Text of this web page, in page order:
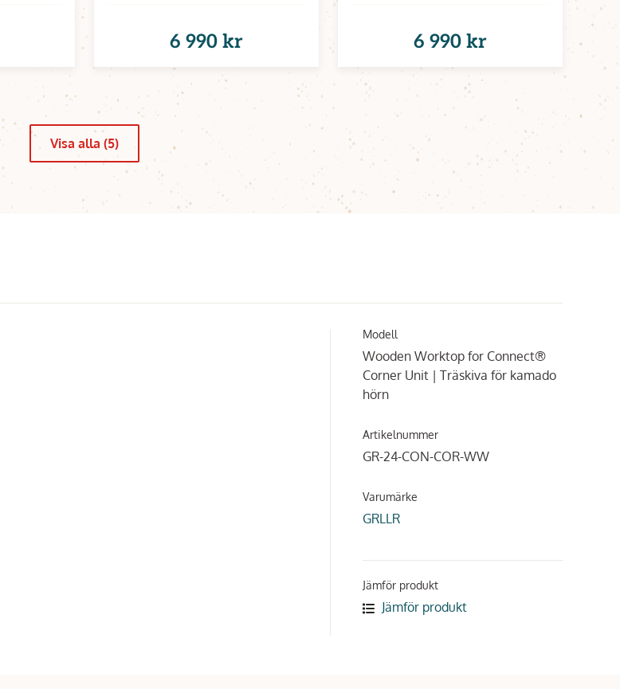
6 990 kr 6 990 kr
Visa alla (5)
Modell
Wooden Worktop for Connect®
Corner Unit | Träskiva för kamado
hörn
Artikelnummer
GR-24-CON-COR-WW
Varumärke
GRLLR
Jämför produkt
Jämför produkt